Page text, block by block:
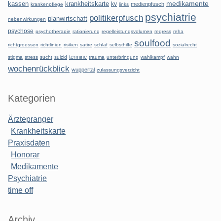
kassen krankenpflege krankheitskarte kv links medienpfusch medikamente
nebenwirkungen planwirtschaft politikerpfusch psychiatrie
psychose psychotherapie rationierung regelleistungsvolumen regress reha
richtgroessen richtlinien risiken satire schlaf selbsthilfe soulfood sozialrecht
stigma stress sucht suizid termine trauma unterbringung wahlkampf wahn
wochenrückblick wuppertal zulassungsverzicht
Kategorien
Ärztepranger
Krankheitskarte
Praxisdaten
Honorar
Medikamente
Psychiatrie
time off